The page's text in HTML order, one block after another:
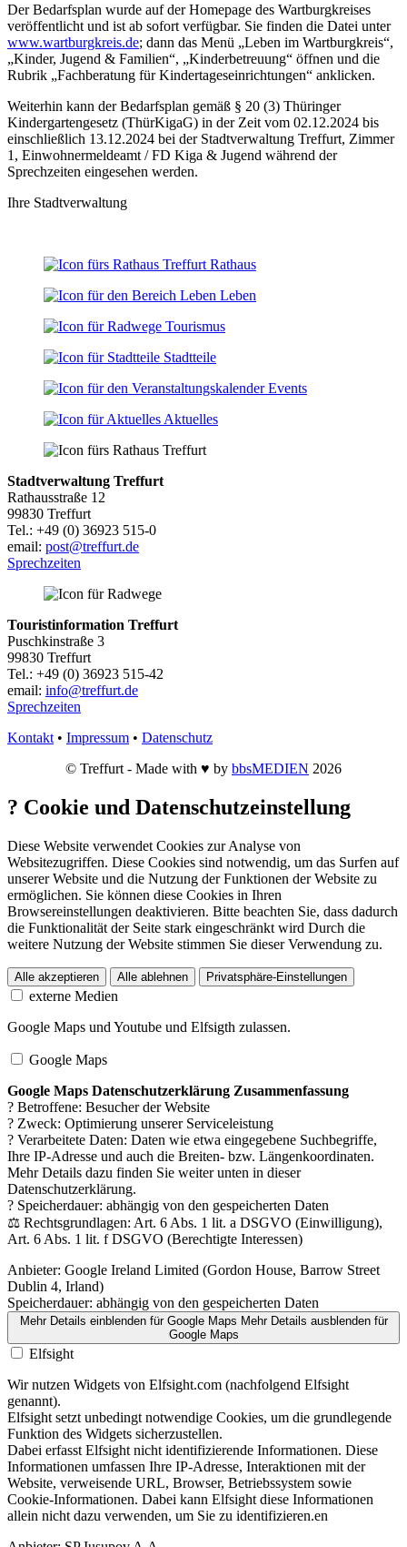
Der Bedarfsplan wurde auf der Homepage des Wartburgkreises
veröffentlicht und ist ab sofort verfügbar. Sie finden die Datei unter
www.wartburgkreis.de; dann das Menü „Leben im Wartburgkreis“,
„Kinder, Jugend & Familien“, „Kinderbetreuung“ öffnen und die
Rubrik „Fachberatung für Kindertageseinrichtungen“ anklicken.
Weiterhin kann der Bedarfsplan gemäß § 20 (3) Thüringer
Kindergartengesetz (ThürKigaG) in der Zeit vom 02.12.2024 bis
einschließlich 13.12.2024 bei der Stadtverwaltung Treffurt, Zimmer
1, Einwohnermeldeamt / FD Kiga & Jugend während der
Sprechzeiten eingesehen werden.
Ihre Stadtverwaltung
Rathaus
Leben
Tourismus
Stadtteile
Events
Aktuelles
Stadtverwaltung Treffurt
Rathausstraße 12
99830 Treffurt
Tel.: +49 (0) 36923 515-0
email: post@treffurt.de
Sprechzeiten
Touristinformation Treffurt
Puschkinstraße 3
99830 Treffurt
Tel.: +49 (0) 36923 515-42
email: info@treffurt.de
Sprechzeiten
Kontakt • Impressum • Datenschutz
© Treffurt - Made with ♥ by bbsMEDIEN 2026
? Cookie und Datenschutzeinstellung
Diese Website verwendet Cookies zur Analyse von
Websitezugriffen. Diese Cookies sind notwendig, um das Surfen auf
unserer Website und die Nutzung der Funktionen der Website zu
ermöglichen. Sie können diese Cookies in Ihren
Browsereinstellungen deaktivieren. Bitte beachten Sie, dass dadurch
die Funktionalität der Seite stark eingeschränkt wird Durch die
weitere Nutzung der Website stimmen Sie dieser Verwendung zu.
Alle akzeptieren Alle ablehnen Privatsphäre-Einstellungen
externe Medien
Google Maps und Youtube und Elfsigth zulassen.
Google Maps
Google Maps Datenschutzerklärung Zusammenfassung
? Betroffene: Besucher der Website
? Zweck: Optimierung unserer Serviceleistung
? Verarbeitete Daten: Daten wie etwa eingegebene Suchbegriffe,
Ihre IP-Adresse und auch die Breiten- bzw. Längenkoordinaten.
Mehr Details dazu finden Sie weiter unten in dieser
Datenschutzerklärung.
? Speicherdauer: abhängig von den gespeicherten Daten
⚖️ Rechtsgrundlagen: Art. 6 Abs. 1 lit. a DSGVO (Einwilligung),
Art. 6 Abs. 1 lit. f DSGVO (Berechtigte Interessen)
Anbieter: Google Ireland Limited (Gordon House, Barrow Street
Dublin 4, Irland)
Speicherdauer: abhängig von den gespeicherten Daten
Mehr Details einblendenfür Google Maps Mehr Details ausblendenfür
Google Maps
Elfsight
Wir nutzen Widgets von Elfsight.com (nachfolgend Elfsight
genannt).
Elfsight setzt unbedingt notwendige Cookies, um die grundlegende
Funktion des Widgets sicherzustellen.
Dabei erfasst Elfsight nicht identifizierende Informationen. Diese
Informationen umfassen Ihre IP-Adresse, Interaktionen mit der
Website, verweisende URL, Browser, Betriebssystem sowie
Cookie-Informationen. Dabei kann Elfsight diese Informationen
allein nicht dazu verwenden, um Sie zu identifizieren.en